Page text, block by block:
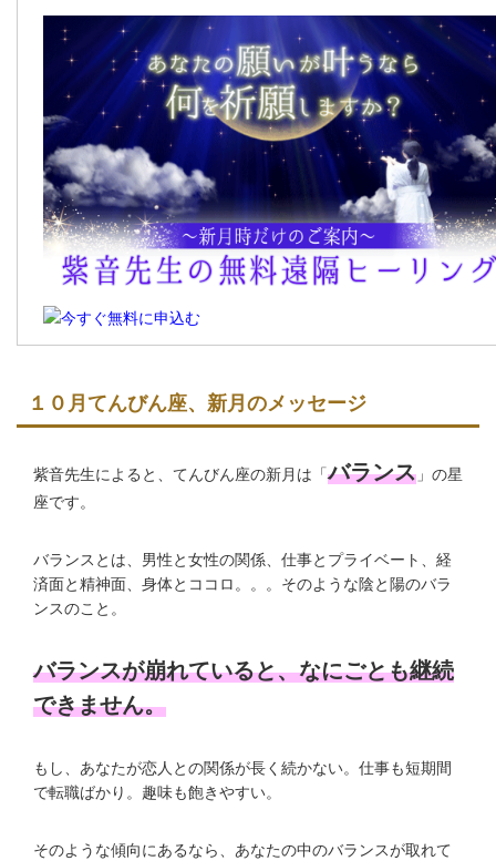
１０月てんびん座、新月のメッセージ
紫音先生によると、てんびん座の新月は「バランス 」の星
座です。
バランスとは、男性と女性の関係、仕事とプライベート、経
済面と精神面、身体とココロ。。。そのような陰と陽のバラ
ンスのこと。
バランスが崩れていると、なにごとも継続
できません。
もし、あなたが恋人との関係が長く続かない。仕事も短期間
で転職ばかり。趣味も飽きやすい。
そのような傾向にあるなら、あなたの中のバランスが取れて